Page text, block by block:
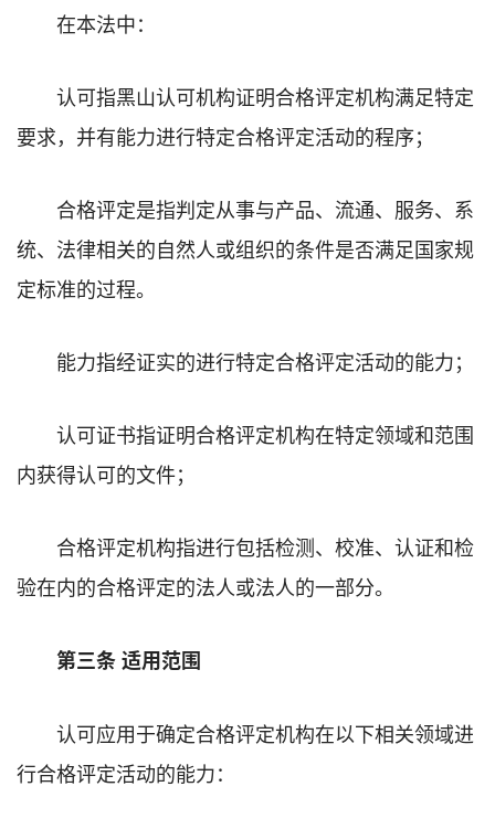
在本法中：
认可指黑山认可机构证明合格评定机构满足特定
要求，并有能力进行特定合格评定活动的程序；
合格评定是指判定从事与产品、流通、服务、系
统、法律相关的自然人或组织的条件是否满足国家规
定标准的过程。
能力指经证实的进行特定合格评定活动的能力；
认可证书指证明合格评定机构在特定领域和范围
内获得认可的文件；
合格评定机构指进行包括检测、校准、认证和检
验在内的合格评定的法人或法人的一部分。
第三条 适用范围
认可应用于确定合格评定机构在以下相关领域进
行合格评定活动的能力：